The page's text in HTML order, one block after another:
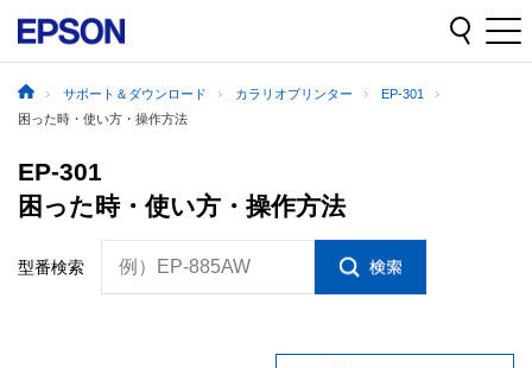
サポート＆ダウンロード カラリオプリンター
EP-301
困った時・使い方・操作方法
EP-301
困った時・使い方・操作方法
型番検索 例）EP-885AW